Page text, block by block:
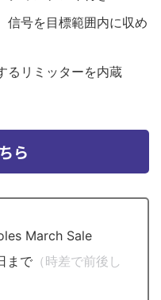
信号を目標範囲内に収め
るリミッターを内蔵
ら
March Sale
まで （時差で前後し